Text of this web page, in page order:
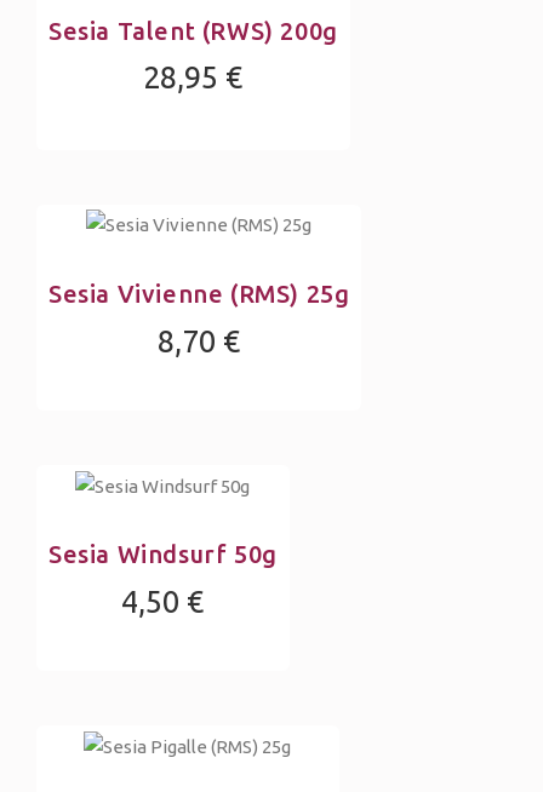
Sesia Talent (RWS) 200g
28,95 €
Sesia Vivienne (RMS) 25g
8,70 €
Sesia Windsurf 50g
4,50 €